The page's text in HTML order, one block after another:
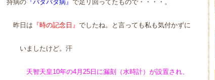
持病の 『バタバタ病』 で足リ回ってたもので・・・・。
昨日は 『時の記念日』 でしたね。と言っても私も気付かずに
いましたけど。汗
天智天皇10年の4月25日に漏刻（水時計）が設置され、